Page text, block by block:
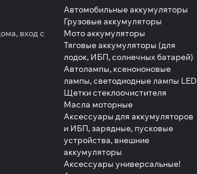
вход с
Автомобильные аккумуляторы
Грузовые аккумуляторы
Мото аккумуляторы
Тяговые аккумуляторы (для
лодок, ИБП, солнечных батарей)
Автолампы, ксенононовые
лампы, светодиодные лампы LED
Щетки стеклоочистителя
Масла моторные
Аксессуары для аккумуляторов
и ИБП, зарядные, пусковые
устройства, внешние
аккумуляторы
Аксессуары универсальные!